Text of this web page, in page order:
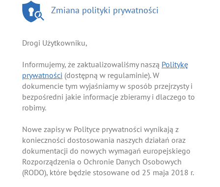
Zmiana polityki prywatności
Drogi Użytkowniku,
Informujemy, że zaktualizowaliśmy naszą Politykę
prywatności (dostępną w regulaminie). W
dokumencie tym wyjaśniamy w sposób przejrzysty i
bezpośredni jakie informacje zbieramy i dlaczego to
robimy.
Nowe zapisy w Polityce prywatności wynikają z
konieczności dostosowania naszych działań oraz
dokumentacji do nowych wymagań europejskiego
Rozporządzenia o Ochronie Danych Osobowych
(RODO), które będzie stosowane od 25 maja 2018 r.